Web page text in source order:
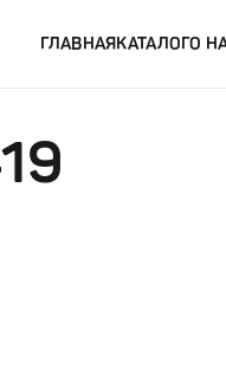
ГЛАВНАЯКАТАЛОГО